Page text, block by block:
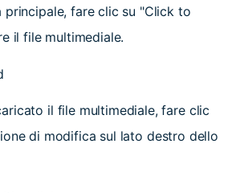
principale, fare clic su "Click to
il file multimediale.
il file multimediale, fare clic
di modifica sul lato destro dello